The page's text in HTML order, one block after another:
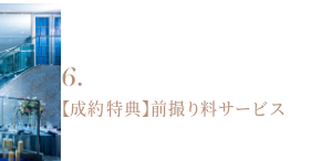
【成約特典】前撮り料サービス